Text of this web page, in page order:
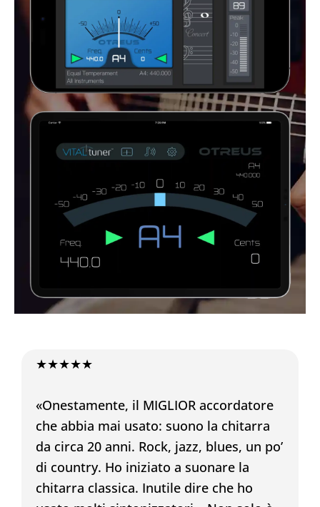
★★★★★
«Onestamente, il MIGLIOR accordatore
che abbia mai usato: suono la chitarra
da circa 20 anni. Rock, jazz, blues, un po’
di country. Ho iniziato a suonare la
chitarra classica. Inutile dire che ho